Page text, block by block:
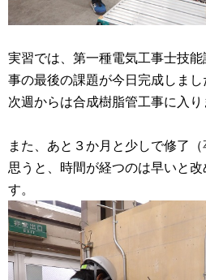
実習では、第一種電気工事士技
事の最後の課題が今日完成しまし
次週からは合成樹脂管工事に入り
また、あと３か月と少しで修了
思うと、時間が経つのは早いと
す。